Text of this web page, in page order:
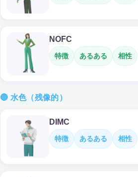
NOFC
特徴 あるある 相性
🔵 水色（残像的）
DIMC
特徴 あるある 相性